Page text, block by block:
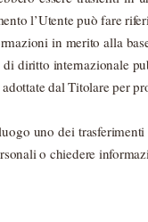
l’Utente può fare
in merito alla
di diritto internazionale
dal Titolare per
uno dei
o chiedere